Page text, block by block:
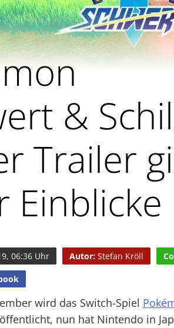
&
Trailer
Einblicke
06:36 Uhr Autor:Stefan Kröll
wird das Switch-Spiel
nun hat Nintendo in